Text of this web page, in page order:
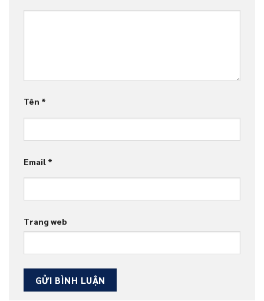
Tên *
Email *
Trang web